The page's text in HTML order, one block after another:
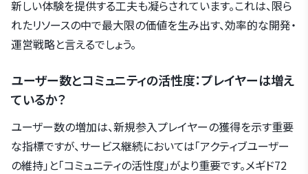
新しい体験を提供する工夫も凝らされています。これは、限ら
れたリソースの中で最大限の価値を生み出す、効率的な開発・
運営戦略と言えるでしょう。
ユーザー数とコミュニティの活性度：プレイヤーは増え
ているか？
ユーザー数の増加は、新規参入プレイヤーの獲得を示す重要
な指標ですが、サービス継続においては「アクティブユーザー
の維持」と「コミュニティの活性度」がより重要です。メギド72